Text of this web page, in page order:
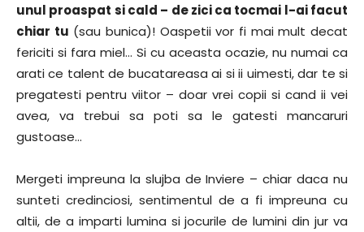
unul proaspat si cald – de zici ca tocmai l-ai facut
chiar tu (sau bunica)! Oaspetii vor fi mai mult decat
fericiti si fara miel… Si cu aceasta ocazie, nu numai ca
arati ce talent de bucatareasa ai si ii uimesti, dar te si
pregatesti pentru viitor – doar vrei copii si cand ii vei
avea, va trebui sa poti sa le gatesti mancaruri
gustoase…
Mergeti impreuna la slujba de Inviere – chiar daca nu
sunteti credinciosi, sentimentul de a fi impreuna cu
altii, de a imparti lumina si jocurile de lumini din jur va